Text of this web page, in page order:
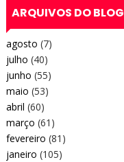
ARQUIVOS DO BLOG
agosto (7)
julho (40)
junho (55)
maio (53)
abril (60)
março (61)
fevereiro (81)
janeiro (105)